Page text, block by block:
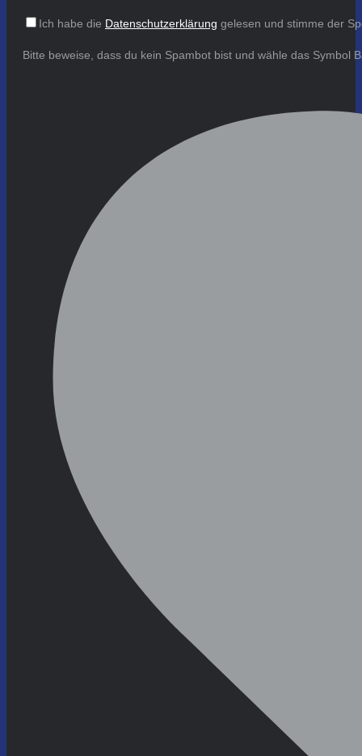
Ich habe die Datenschutzerklärung gelesen und stimme der
Bitte beweise, dass du kein Spambot bist und wähle das Symbol